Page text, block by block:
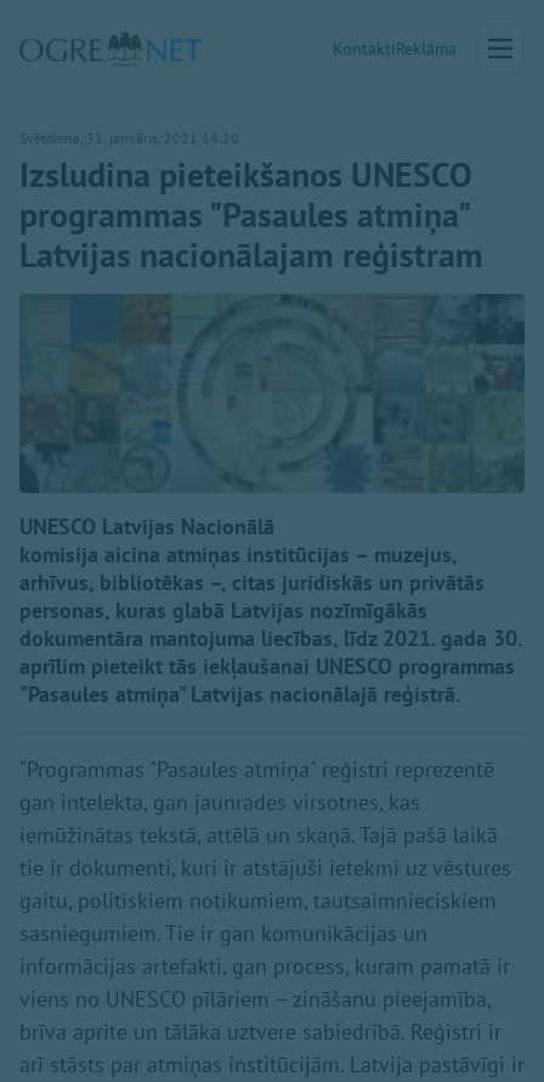
KontaktiReklāma
Svētdiena, 31. janvāris, 2021 14:20
Izsludina pieteikšanos UNESCO
programmas "Pasaules atmiņa"
Latvijas nacionālajam reģistram
UNESCO Latvijas Nacionālā
komisija aicina atmiņas institūcijas – muzejus,
arhīvus, bibliotēkas –, citas juridiskās un privātās
personas, kuras glabā Latvijas nozīmīgākās
dokumentāra mantojuma liecības, līdz 2021. gada 30.
aprīlim pieteikt tās iekļaušanai UNESCO programmas
"Pasaules atmiņa" Latvijas nacionālajā reģistrā.
"Programmas "Pasaules atmiņa" reģistri reprezentē
gan intelekta, gan jaunrades virsotnes, kas
iemūžinātas tekstā, attēlā un skaņā. Tajā pašā laikā
tie ir dokumenti, kuri ir atstājuši ietekmi uz vēstures
gaitu, politiskiem notikumiem, tautsaimnieciskiem
sasniegumiem. Tie ir gan komunikācijas un
informācijas artefakti, gan process, kuram pamatā ir
viens no UNESCO pīlāriem – zināšanu pieejamība,
brīva aprite un tālāka uztvere sabiedrībā. Reģistri ir
arī stāsts par atmiņas institūcijām. Latvija pastāvīgi ir